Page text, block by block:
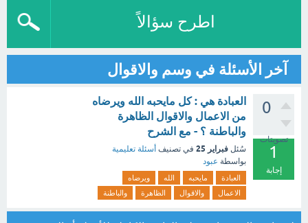
اطرح سؤالاً
آخر الأسئلة في وسم والاقوال
0
تصويتات
1
إجابة
العبادة هي : كل مايحبه الله ويرضاه
من الاعمال والاقوال الظاهرة
والباطنة ؟ - مع الشرح
سُئل فبراير 25 في تصنيف أسئلة تعليمية
بواسطة عبود
العبادة مايحبه الله
ويرضاه
الاعمال
والاقوال الظاهرة والباطنة